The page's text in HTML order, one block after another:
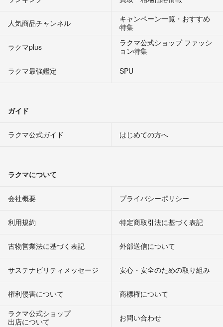
人気商品チャンネル
キャンペーン一覧・おすすめ
特集
ラクマplus
ラクマ公式ショップ ファッシ
ョン特集
ラクマ最強鑑定
SPU
ガイド
ラクマ公式ガイド はじめての方へ
ラクマについて
会社概要 プライバシーポリシー
利用規約 特定商取引法に基づく表記
古物営業法に基づく表記 外部送信について
サステナビリティメッセージ 安心・安全のための取り組み
権利侵害について
商標権について
ラクマ公式ショップ
出店について
お問い合わせ